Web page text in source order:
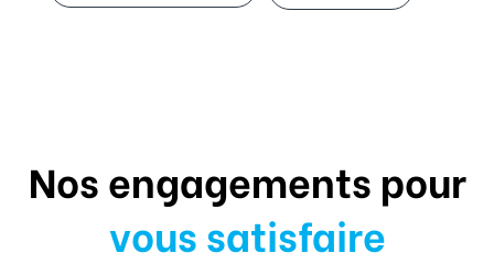
Nos engagements pour
vous satisfaire